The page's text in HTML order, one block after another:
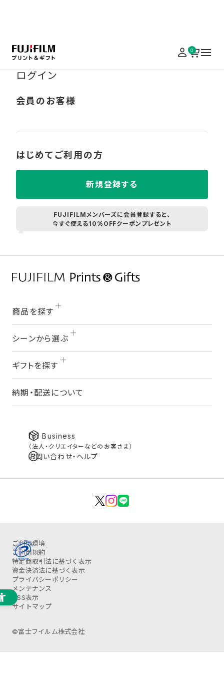
0
ログイン
会員のお客様
はじめてご利用の方
新規登録する
FUJIFILMメンバーズに会員登録すると、
今すぐ使える10%OFFクーポンプレゼント
商品を探す
シーンから選ぶ
ギフトを探す
納期・配送について
for Business
（法人・クリエイターなどのお客さま）
お問い合わせ・ヘルプ
ご利用環境
ご利用規約
特定商取引法に基づく表示
資金決済法に基づく表示
プライバシーポリシー
メンテナンス
OSS表示
サイトマップ
©富士フイルム株式会社